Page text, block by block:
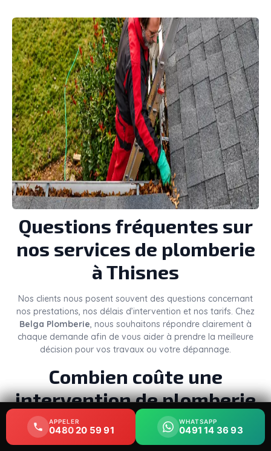
Questions fréquentes sur
nos services de plomberie
à Thisnes
Nos clients nous posent souvent des questions concernant
nos prestations, nos délais d’intervention et nos tarifs. Chez
Belga Plomberie, nous souhaitons répondre clairement à
chaque demande afin de vous aider à prendre la meilleure
décision pour vos travaux ou votre dépannage.
Combien coûte une
intervention de plomberie
à Thisnes ?
APPELER
0480 20 59 91
WHATSAPP
0491 14 36 93
APPELER
0480 20 59 91
WHATSAPP
0491 14 36 93